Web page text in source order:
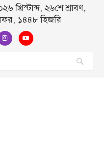
২৬শে শ্রাবণ,
১৪৪৮ হিজরি